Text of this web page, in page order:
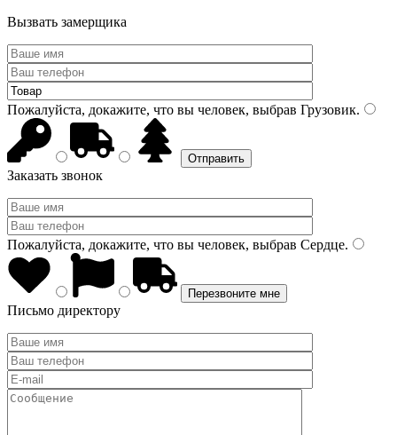
Вызвать замерщика
Пожалуйста, докажите, что вы человек, выбрав Грузовик.
Заказать звонок
Пожалуйста, докажите, что вы человек, выбрав Сердце.
Письмо директору